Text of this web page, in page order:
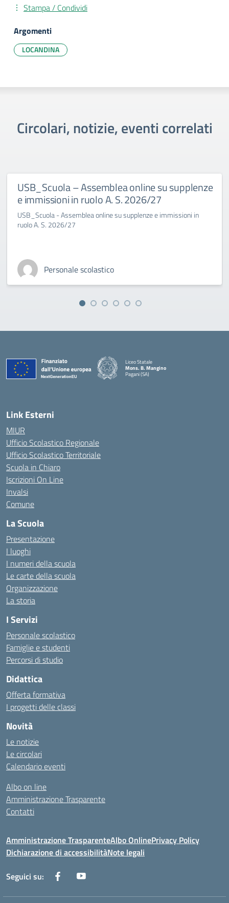
Stampa / Condividi
Argomenti
LOCANDINA
Circolari, notizie, eventi correlati
USB_Scuola – Assemblea online su supplenze
e immissioni in ruolo A. S. 2026/27
USB_Scuola - Assemblea online su supplenze e immissioni in
ruolo A. S. 2026/27
Personale scolastico
Liceo Statale
Mons. B. Mangino
Pagani (SA)
— Visita la pagina iniziale della scuola
Link Esterni
MIUR
Ufficio Scolastico Regionale
Ufficio Scolastico Territoriale
Scuola in Chiaro
Iscrizioni On Line
Invalsi
Comune
La Scuola
Presentazione
I luoghi
I numeri della scuola
Le carte della scuola
Organizzazione
La storia
I Servizi
Personale scolastico
Famiglie e studenti
Percorsi di studio
Didattica
Offerta formativa
I progetti delle classi
Novità
Le notizie
Le circolari
Calendario eventi
Albo on line
Amministrazione Trasparente
Contatti
Amministrazione TrasparenteAlbo OnlinePrivacy Policy
Dichiarazione di accessibilitàNote legali
Seguici su: